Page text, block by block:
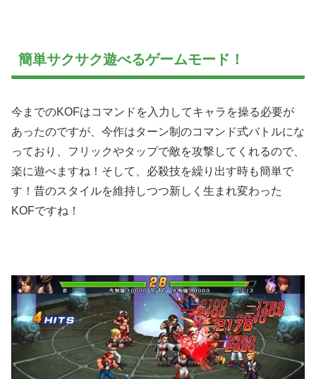
簡単サクサク遊べるゲームモード！
今までのKOFはコマンドを入力してキャラを操る必要が
あったのですが、今作はターン制のコマンド式バトルにな
っており、フリックやタップで敵を攻撃してくれるので、
楽に遊べますね！そして、必殺技を繰り出す時も簡単で
す！昔のスタイルを維持しつつ新しく生まれ変わった
KOFですね！